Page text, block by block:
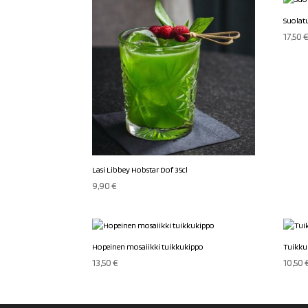
Lasi Libbey Hobstar Dof 35cl
9,90€
17,50€
Hopeinen mosaiikki tuikkukippo
13,50€ 10,50